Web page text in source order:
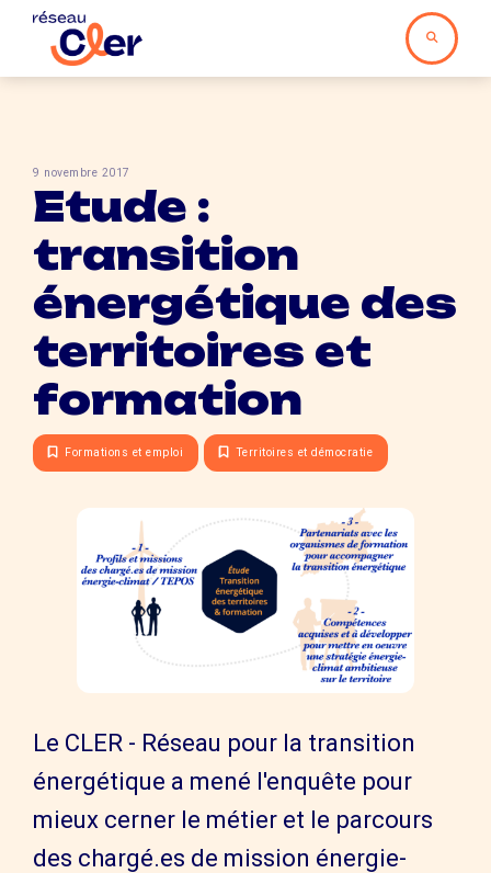
9 novembre 2017
Etude :
transition
énergétique des
territoires et
formation
Formations et emploi Territoires et démocratie
Le CLER - Réseau pour la transition
énergétique a mené l'enquête pour
mieux cerner le métier et le parcours
des chargé.es de mission énergie-